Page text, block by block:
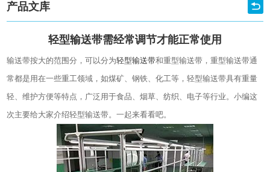
产品文库
轻型输送带需经常调节才能正常使用
输送带按大的范围分，可以分为轻型输送带和重型输送带，重型输送带通
常都是用在一些重工领域，如煤矿、钢铁、化工等，轻型输送带具有重量
轻、维护方便等特点，广泛用于食品、烟草、纺织、电子等行业。小编这
次主要给大家介绍轻型输送带。一起来看看吧。